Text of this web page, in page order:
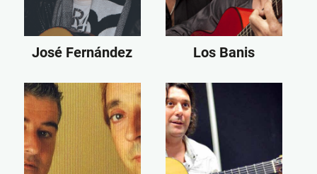
José Fernández Los Banis